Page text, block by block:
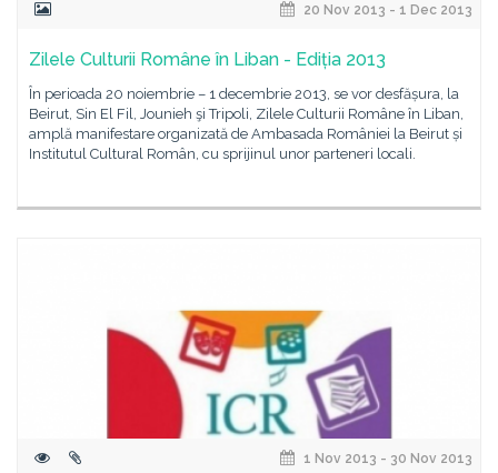
20 Nov 2013 - 1 Dec 2013
Zilele Culturii Române în Liban - Ediția 2013
În perioada 20 noiembrie – 1 decembrie 2013, se vor desfășura, la
Beirut, Sin El Fil, Jounieh şi Tripoli, Zilele Culturii Române în Liban,
amplă manifestare organizată de Ambasada României la Beirut și
Institutul Cultural Român, cu sprijinul unor parteneri locali.
1 Nov 2013 - 30 Nov 2013